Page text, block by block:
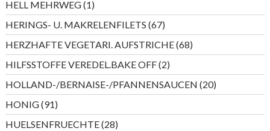
HELL MEHRWEG 11
Produkt
HERINGS- U. MAKRELENFILETS 6767
Produkte
HERZHAFTE VEGETARI. AUFSTRICHE 6868
Produkte
HILFSSTOFFE VEREDEL.BAKE OFF 22
Produkte
HOLLAND-/BERNAISE-/PFANNENSAUCEN 2020
Produkte
HONIG 9191
Produkte
HUELSENFRUECHTE 2828